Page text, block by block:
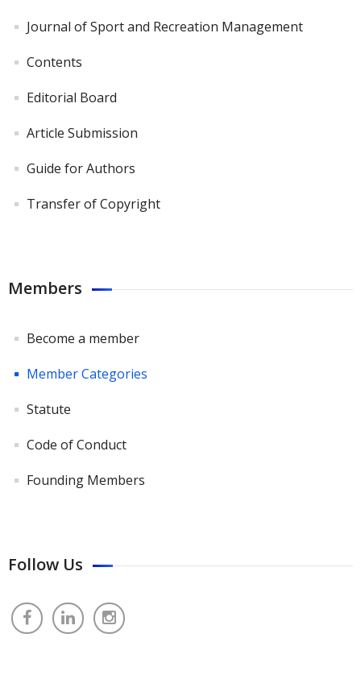
Journal of Sport and Recreation Management
Contents
Editorial Board
Article Submission
Guide for Authors
Transfer of Copyright
Members
Become a member
Member Categories
Statute
Code of Conduct
Founding Members
Follow Us